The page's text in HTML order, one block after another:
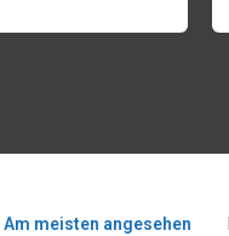
Am meisten angesehen